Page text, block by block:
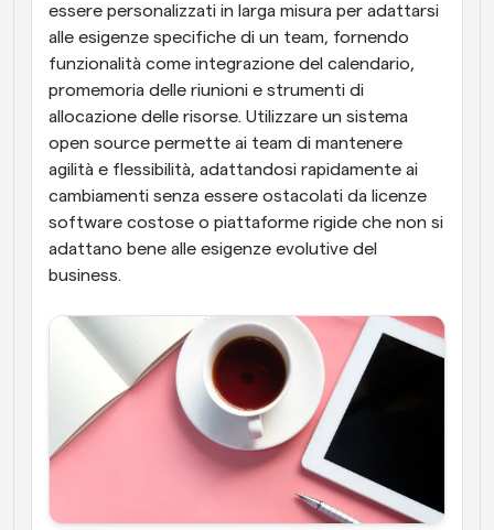
essere personalizzati in larga misura per adattarsi
alle esigenze specifiche di un team, fornendo
funzionalità come integrazione del calendario,
promemoria delle riunioni e strumenti di
allocazione delle risorse. Utilizzare un sistema
open source permette ai team di mantenere
agilità e flessibilità, adattandosi rapidamente ai
cambiamenti senza essere ostacolati da licenze
software costose o piattaforme rigide che non si
adattano bene alle esigenze evolutive del
business.